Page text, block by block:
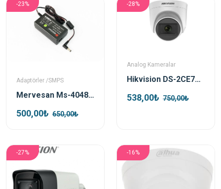
-23%
Adaptörler /SMPS
Mervesan Ms-4048 Vdc 0.83a 40w Smps Adaptör
500,00₺ 650,00₺
-28%
Analog Kameralar
Hikvision DS-2CE76D0T-EXIPF TVI 2mp 2.8mm Ir Dome Kamera
538,00₺ 750,00₺
-27% -16%